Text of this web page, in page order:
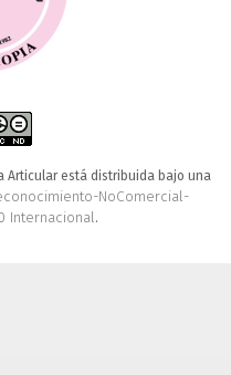
Articular está distribuida bajo una
NoComercial-
Internacional.